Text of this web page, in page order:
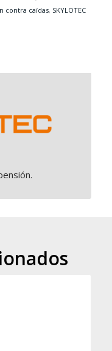
contra caídas, SKYLOTEC